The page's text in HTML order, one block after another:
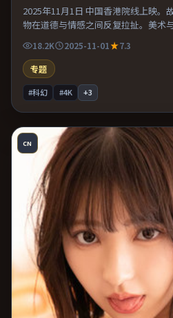
2025年11月1日 中国香港院线上映。
物在道德与情感之间反复拉扯。美术
力不俗。
18.2K 2025-11-01
7.3
专题
#科幻 #4K +3
CN